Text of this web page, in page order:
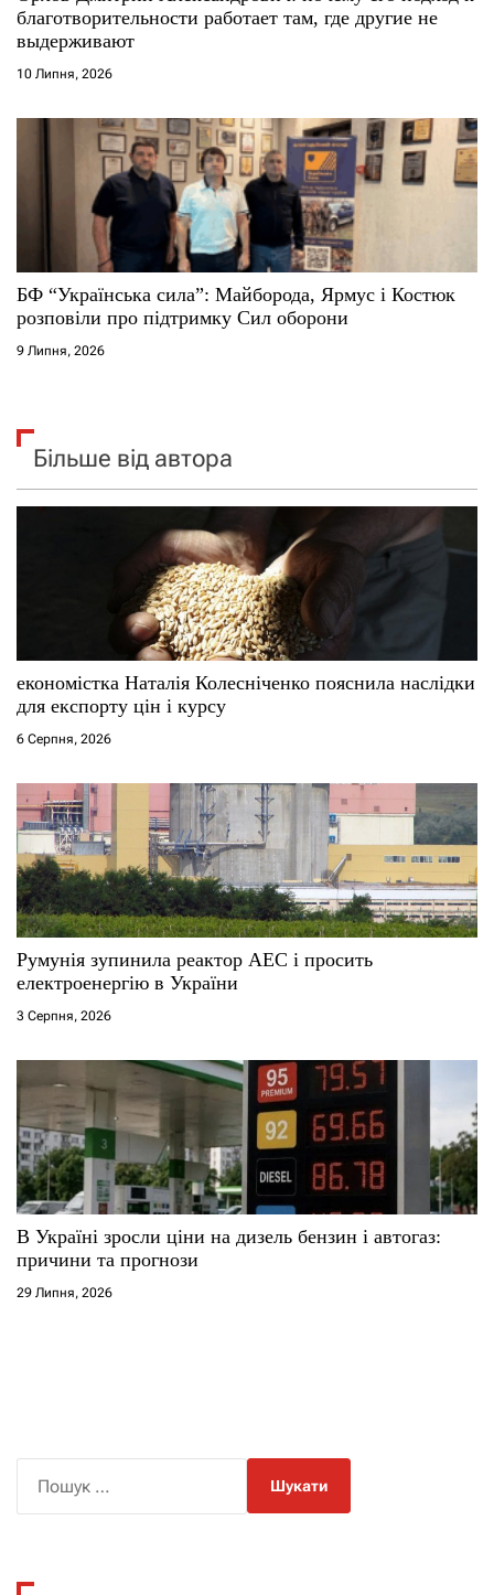
благотворительности работает там, где другие не
выдерживают
10 Липня, 2026
БФ “Українська сила”: Майборода, Ярмус і Костюк
розповіли про підтримку Сил оборони
9 Липня, 2026
Більше від автора
економістка Наталія Колесніченко пояснила наслідки
для експорту цін і курсу
6 Серпня, 2026
Румунія зупинила реактор АЕС і просить
електроенергію в України
3 Серпня, 2026
В Україні зросли ціни на дизель бензин і автогаз:
причини та прогнози
29 Липня, 2026
к